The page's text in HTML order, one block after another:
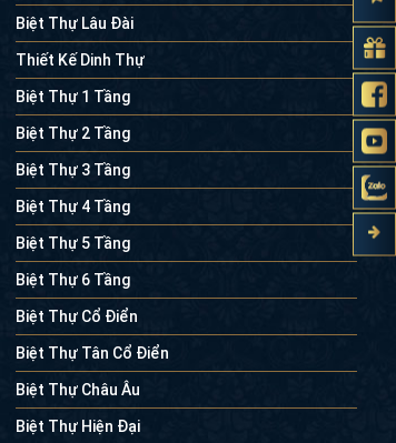
Biệt Thự Lâu Đài
Thiết Kế Dinh Thự
Biệt Thự 1 Tầng
Biệt Thự 2 Tầng
Biệt Thự 3 Tầng
Biệt Thự 4 Tầng
Biệt Thự 5 Tầng
Biệt Thự 6 Tầng
Biệt Thự Cổ Điển
Biệt Thự Tân Cổ Điển
Biệt Thự Châu Âu
Biệt Thự Hiện Đại